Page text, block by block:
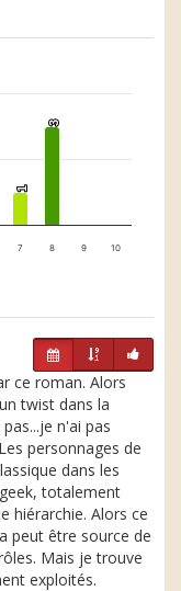
1
1
3
3
7 8 9 10
ce roman. Alors
twist dans la
n'ai pas
personnages de
dans les
totalement
hiérarchie. Alors ce
peut être source de
Mais je trouve
exploités.